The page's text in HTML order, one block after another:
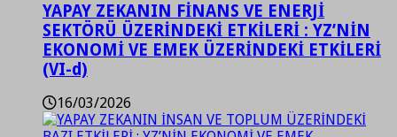
YAPAY ZEKANIN FİNANS VE ENERJİ
SEKTÖRÜ ÜZERİNDEKİ ETKİLERİ : YZ’NİN
EKONOMİ VE EMEK ÜZERİNDEKİ ETKİLERİ
(VI-d)
16/03/2026